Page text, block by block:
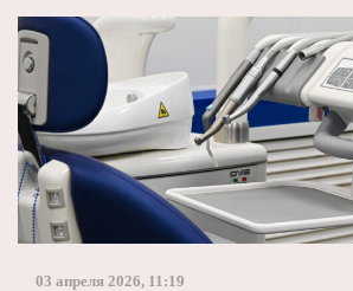
03 апреля 2026, 11:19